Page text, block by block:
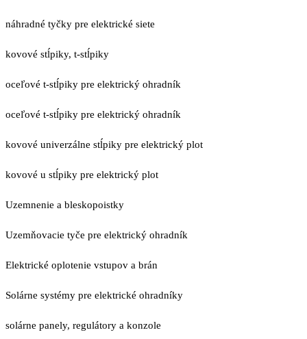
náhradné tyčky pre elektrické siete
kovové stĺpiky, t-stĺpiky
oceľové t-stĺpiky pre elektrický ohradník
oceľové t-stĺpiky pre elektrický ohradník
kovové univerzálne stĺpiky pre elektrický plot
kovové u stĺpiky pre elektrický plot
Uzemnenie a bleskopoistky
Uzemňovacie tyče pre elektrický ohradník
Elektrické oplotenie vstupov a brán
Solárne systémy pre elektrické ohradníky
solárne panely, regulátory a konzole